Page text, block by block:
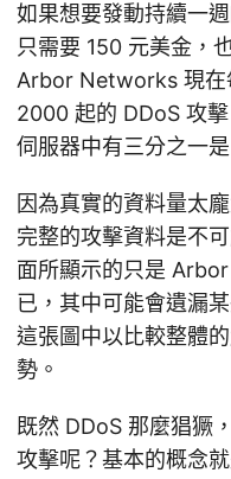
如果想要發動持續一
只需要 150 元美金，
Arbor Networks 現在
2000 起的 DDoS 攻
伺服器中有三分之一
因為真實的資料量太
完整的攻擊資料是不
面所顯示的只是
已，其中可能會遺漏
這張圖中以比較整體
勢。
既然 DDoS 那麼猖獗
攻擊呢？基本的概念